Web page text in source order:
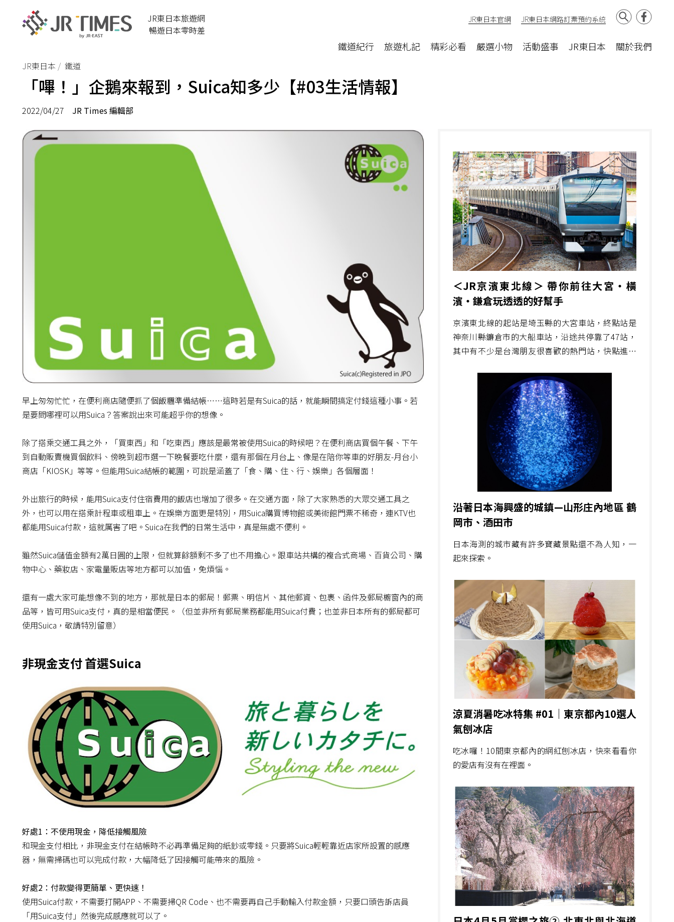
JR東日本旅遊網
暢遊日本零時差
鐵道紀行 旅遊札記 精彩必看 嚴選小物 活動盛事 JR東日本 關於我們
JR東日本官網 JR東日本網路訂票預約系統
JR東日本 鐵道
「嗶！」企鵝來報到，Suica知多少【#03生活情報】
2022/04/27 JR Times 編輯部
早上匆匆忙忙，在便利商店隨便抓了個飯糰準備結帳……這時若是有Suica的話，就能瞬間搞定付錢這種小事。若
是要問哪裡可以用Suica？答案說出來可能超乎你的想像。
除了搭乘交通工具之外，「買東西」和「吃東西」應該是最常被使用Suica的時候吧？在便利商店買個午餐、下午
到自動販賣機買個飲料、傍晚到超市選一下晚餐要吃什麼，還有那個在月台上、像是在陪你等車的好朋友-月台小
商店「KIOSK」等等。但能用Suica結帳的範圍，可說是涵蓋了「食、購、住、行、娛樂」各個層面！
外出旅行的時候，能用Suica支付住宿費用的飯店也增加了很多。在交通方面，除了大家熟悉的大眾交通工具之
外，也可以用在搭乘計程車或租車上。在娛樂方面更是特別，用Suica購買博物館或美術館門票不稀奇，連KTV也
都能用Suica付款，這就厲害了吧。Suica在我們的日常生活中，真是無處不便利。
雖然Suica儲值金額有2萬日圓的上限，但就算餘額剩不多了也不用擔心。跟車站共構的複合式商場、百貨公司、購
物中心、藥妝店、家電量販店等地方都可以加值，免煩惱。
還有一處大家可能想像不到的地方，那就是日本的郵局！郵票、明信片、其他郵資、包裹、函件及郵局櫥窗內的商
品等，皆可用Suica支付，真的是相當便民。（但並非所有郵局業務都能用Suica付費；也並非日本所有的郵局都可
使用Suica，敬請特別留意）
非現金支付 首選Suica
好處1：不使用現金，降低接觸風險
和現金支付相比，非現金支付在結帳時不必再準備足夠的紙鈔或零錢。只要將Suica輕輕靠近店家所設置的感應
器，無需掃碼也可以完成付款，大幅降低了因接觸可能帶來的風險。
好處2：付款變得更簡單、更快速！
使用Suica付款，不需要打開APP、不需要掃QR Code、也不需要再自己手動輸入付款金額，只要口頭告訴店員
「用Suica支付」然後完成感應就可以了。
＜JR京濱東北線＞ 帶你前往大宮・橫
濱・鎌倉玩透透的好幫手
京濱東北線的起站是埼玉縣的大宮車站，終點站是
神奈川縣鐮倉市的大船車站，沿途共停靠了47站，
其中有不少是台灣朋友很喜歡的熱門站，快點進來
沿著日本海興盛的城鎮—山形庄內地區 鶴
岡市、酒田市
日本海測的城市藏有許多寶藏景點還不為人知，一
起來探索。
涼夏消暑吃冰特集 #01｜東京都內10選人
氣刨冰店
吃冰囉！10間東京都內的網紅刨冰店，快來看看你
的愛店有沒有在裡面。